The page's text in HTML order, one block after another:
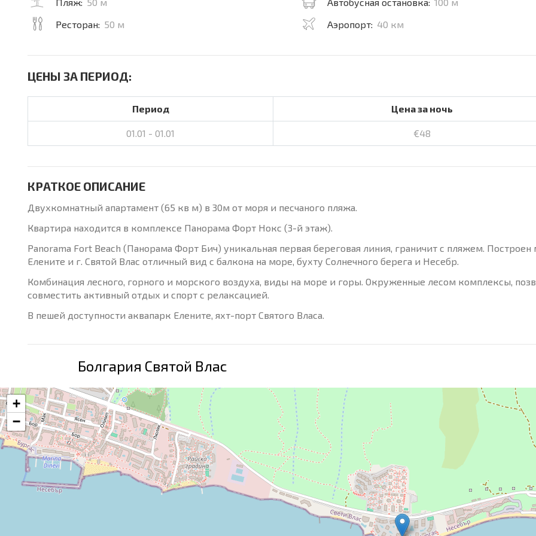
Ресторан: 50 м
Аэропорт: 40 км
ЦЕНЫ ЗА ПЕРИОД:
Период Цена за ночь
01.01 - 01.01 €48
КРАТКОЕ ОПИСАНИЕ
Двухкомнатный апартамент (65 кв м) в 30м от моря и песчаного пляжа.
Квартира находится в комплексе Панорама Форт Нокс (3-й этаж).
Panorama Fort Beach (Панорама Форт Бич) уникальная первая береговая линия, граничит с пляжем.
Елените и г. Святой Влас отличный вид с балкона на море, бухту Солнечного берега и Несебр.
Комбинация лесного, горного и морского воздуха, виды на море и горы. Окруженные лесом комплексы,
совместить активный отдых и спорт с релаксацией.
В пешей доступности аквапарк Елените, яхт-порт Святого Власа.
Болгария Святой Влас
+
−